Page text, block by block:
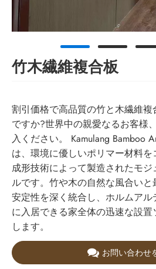
竹木繊維複合板
割引価格で高品質の竹と木繊維
ですか?世界中の親愛なるお客様
入ください。 Kamulang Bamboo
は、環境に優しいポリマー材料
成形技術によって製造されたモ
ルです。竹や木の自然な風合い
安定性を深く統合し、ホルムア
に入居できる家全体の迅速な設
します。
お問い合わせ